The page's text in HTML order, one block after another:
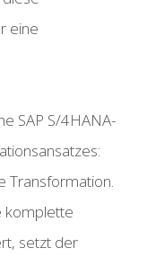
eine
SAP S/4HANA-
Transformation.
komplette
setzt der